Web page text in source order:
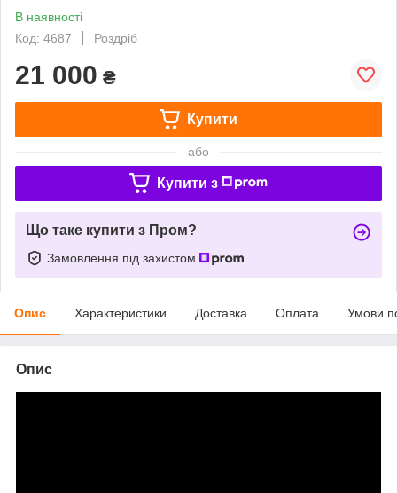
В наявності
Код: 4687
Роздріб
21 000 ₴
Купити
або
Купити з
Що таке купити з Пром?
Замовлення під захистом
Опис Характеристики Доставка Оплата Умови
Опис